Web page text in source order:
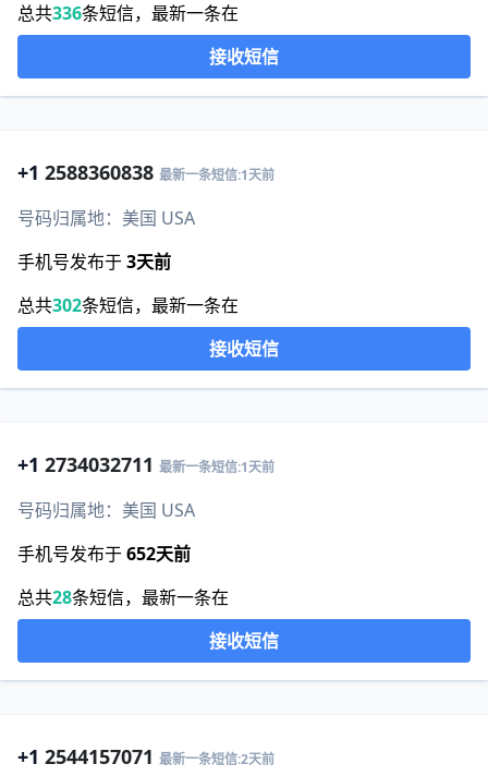
总共336条短信，最新一条在
接收短信
+1 2588360838 最新一条短信:1天前
号码归属地：美国 USA
手机号发布于3天前
总共302条短信，最新一条在
接收短信
+1 2734032711 最新一条短信:1天前
号码归属地：美国 USA
手机号发布于652天前
总共28条短信，最新一条在
接收短信
+1 2544157071 最新一条短信:2天前